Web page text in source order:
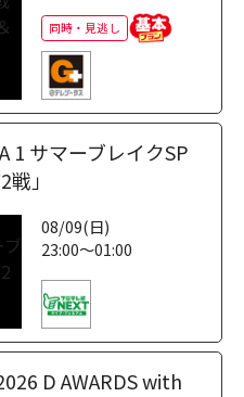
同時・見逃し
1 サマーブレイクSP
」
08/09(日)
23:00～01:00
D AWARDS with